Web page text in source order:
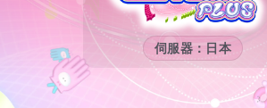
伺服器：日本